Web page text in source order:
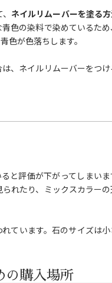
ネイルリムーバーを塗る
色の染料で染めているた
色が色落ちします。
、ネイルリムーバーをつ
と評価が下がってしまい
れたり、ミックスカラー
ています。石のサイズは小
の購入場所